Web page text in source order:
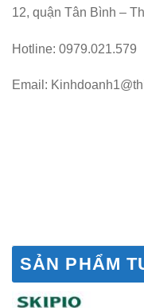
12, quận Tân Bình –
Hotline: 0979.021.579
Email:
SẢN PHẨM